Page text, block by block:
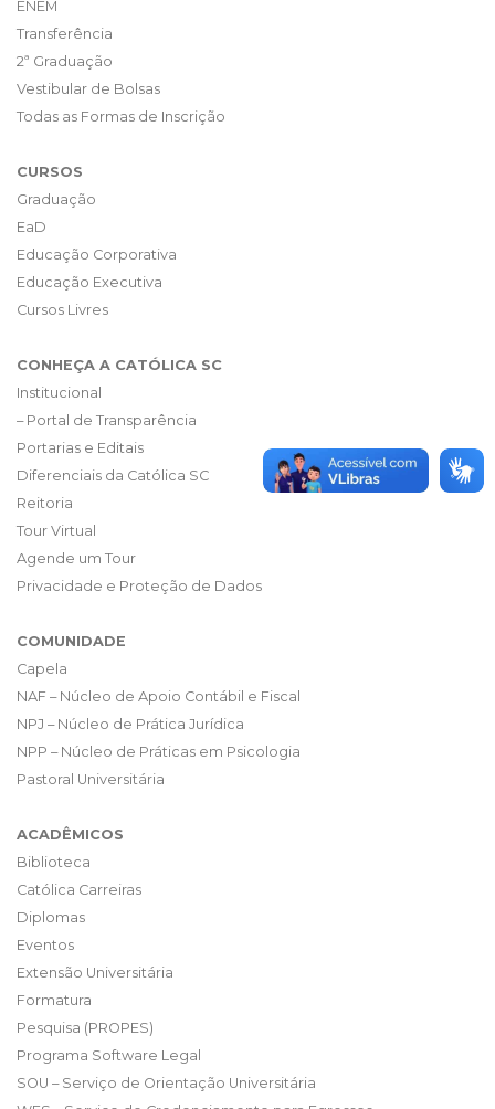
ENEM
Transferência
2ª Graduação
Vestibular de Bolsas
Todas as Formas de Inscrição
CURSOS
Graduação
EaD
Educação Corporativa
Educação Executiva
Cursos Livres
CONHEÇA A CATÓLICA SC
Institucional
– Portal de Transparência
Portarias e Editais
Diferenciais da Católica SC
Reitoria
Tour Virtual
Agende um Tour
Privacidade e Proteção de Dados
COMUNIDADE
Capela
NAF – Núcleo de Apoio Contábil e Fiscal
NPJ – Núcleo de Prática Jurídica
NPP – Núcleo de Práticas em Psicologia
Pastoral Universitária
ACADÊMICOS
Biblioteca
Católica Carreiras
Diplomas
Eventos
Extensão Universitária
Formatura
Pesquisa (PROPES)
Programa Software Legal
SOU – Serviço de Orientação Universitária